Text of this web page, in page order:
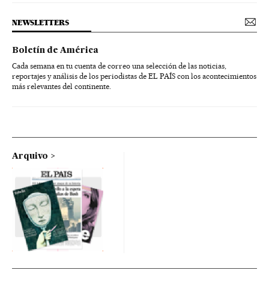
NEWSLETTERS
Boletín de América
Cada semana en tu cuenta de correo una selección de las noticias,
reportajes y análisis de los periodistas de EL PAÍS con los acontecimientos
más relevantes del continente.
Arquivo